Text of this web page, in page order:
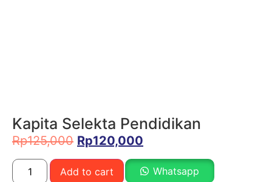
Kapita Selekta Pendidikan
Rp125,000 Rp120,000
Add to cart Whatsapp